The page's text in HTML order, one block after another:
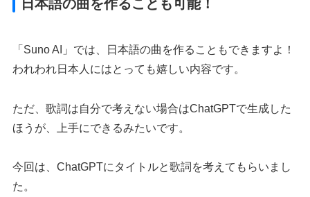
日本語の曲を作ることも可能！
「Suno AI」では、日本語の曲を作ることもできますよ！
われわれ日本人にはとっても嬉しい内容です。
ただ、歌詞は自分で考えない場合はChatGPTで生成した
ほうが、上手にできるみたいです。
今回は、ChatGPTにタイトルと歌詞を考えてもらいまし
た。